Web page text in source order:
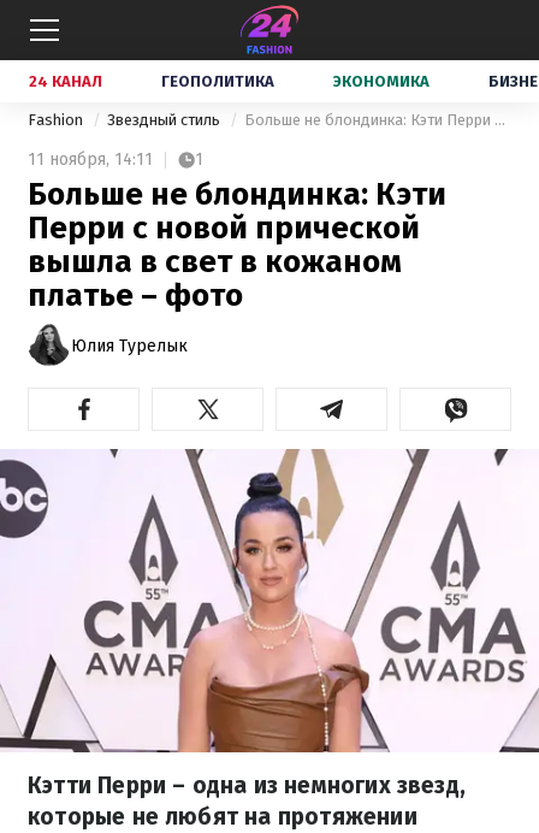
24 КАНАЛ ГЕОПОЛИТИКА ЭКОНОМИКА
Fashion Звездный стиль Больше не блондинка: Кэти Перри с новой прической вышла в свет в кожаном платье – фото
11 ноября, 14:11 1
Больше не блондинка: Кэти
Перри с новой прической
вышла в свет в кожаном
платье – фото
Юлия Турелык
Кэтти Перри – одна из немногих звезд,
которые не любят на протяжении